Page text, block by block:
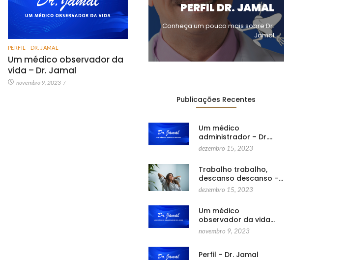
PERFIL - DR. JAMAL
Um médico observador da
vida – Dr. Jamal
novembro 9, 2023 /
PERFIL DR. JAMAL
Conheça um pouco mais sobre Dr.
Jamal
Publicações Recentes
Um médico
administrador – Dr.…
dezembro 15, 2023
Trabalho trabalho,
descanso descanso –…
dezembro 15, 2023
Um médico
observador da vida…
novembro 9, 2023
Perfil – Dr. Jamal